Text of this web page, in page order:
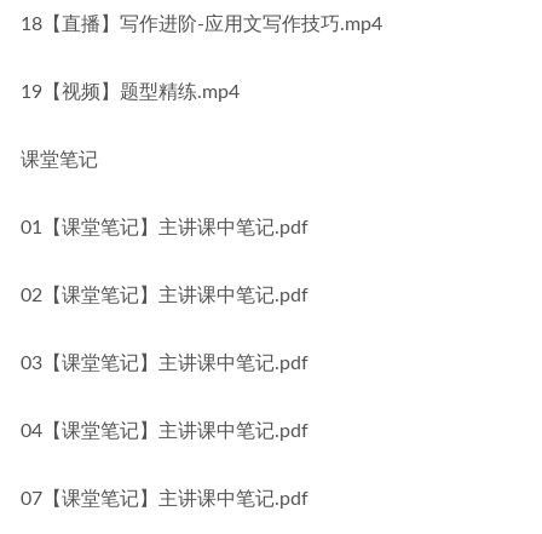
18【直播】写作进阶-应用文写作技巧.mp4
19【视频】题型精练.mp4
课堂笔记
01【课堂笔记】主讲课中笔记.pdf
02【课堂笔记】主讲课中笔记.pdf
03【课堂笔记】主讲课中笔记.pdf
04【课堂笔记】主讲课中笔记.pdf
07【课堂笔记】主讲课中笔记.pdf